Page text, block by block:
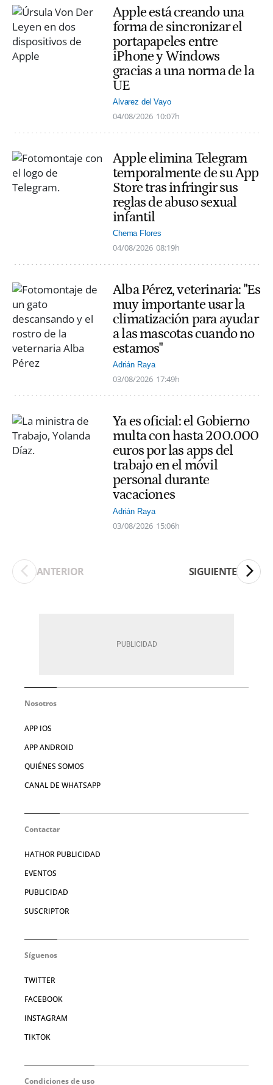
Apple está creando una
forma de sincronizar el
portapapeles entre
iPhone y Windows
gracias a una norma de la
UE
Alvarez del Vayo
04/08/2026 10:07h
Apple elimina Telegram
temporalmente de su App
Store tras infringir sus
reglas de abuso sexual
infantil
Chema Flores
04/08/2026 08:19h
Alba Pérez, veterinaria: "Es
muy importante usar la
climatización para ayudar
a las mascotas cuando no
estamos"
Adrián Raya
03/08/2026 17:49h
Ya es oficial: el Gobierno
multa con hasta 200.000
euros por las apps del
trabajo en el móvil
personal durante
vacaciones
Adrián Raya
03/08/2026 15:06h
ANTERIOR SIGUIENTE
Nosotros
APP IOS
APP ANDROID
QUIÉNES SOMOS
CANAL DE WHATSAPP
Contactar
HATHOR PUBLICIDAD
EVENTOS
PUBLICIDAD
SUSCRIPTOR
Síguenos
TWITTER
FACEBOOK
INSTAGRAM
TIKTOK
Condiciones de uso